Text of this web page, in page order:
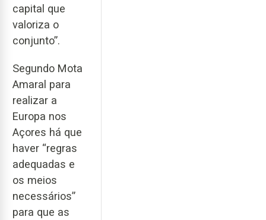
capital que
valoriza o
conjunto”.
Segundo Mota
Amaral para
realizar a
Europa nos
Açores há que
haver “regras
adequadas e
os meios
necessários”
para que as